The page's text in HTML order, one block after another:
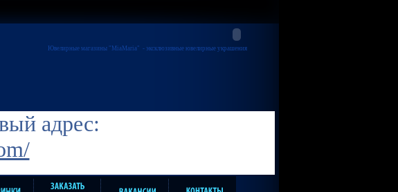
Ювелирные магазины "MiaMaria" - эксклюзивные ювелирные украшения
адрес: